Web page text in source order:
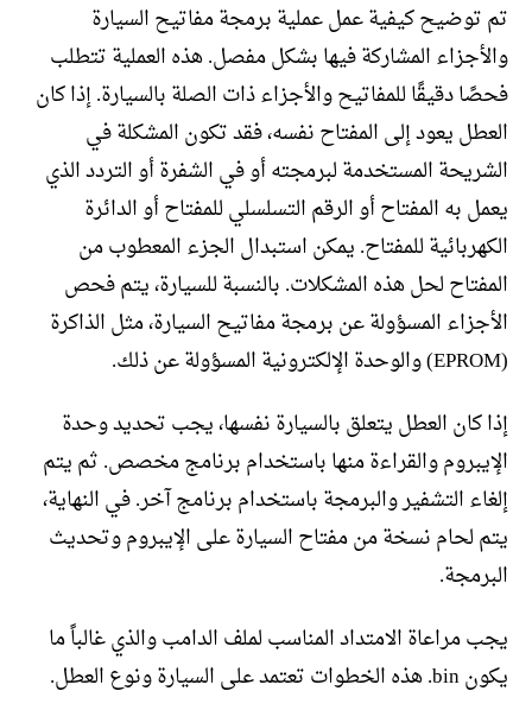
تم توضيح كيفية عمل عملية برمجة مفاتيح السيارة
والأجزاء المشاركة فيها بشكل مفصل. هذه العملية تتطلب
فحصًا دقيقًا للمفاتيح والأجزاء ذات الصلة بالسيارة. إذا كان
العطل يعود إلى المفتاح نفسه، فقد تكون المشكلة في
الشريحة المستخدمة لبرمجته أو في الشفرة أو التردد الذي
يعمل به المفتاح أو الرقم التسلسلي للمفتاح أو الدائرة
الكهربائية للمفتاح. يمكن استبدال الجزء المعطوب من
المفتاح لحل هذه المشكلات. بالنسبة للسيارة، يتم فحص
الأجزاء المسؤولة عن برمجة مفاتيح السيارة، مثل الذاكرة
(EPROM) والوحدة الإلكترونية المسؤولة عن ذلك.
إذا كان العطل يتعلق بالسيارة نفسها، يجب تحديد وحدة
الإيبروم والقراءة منها باستخدام برنامج مخصص. ثم يتم
إلغاء التشفير والبرمجة باستخدام برنامج آخر. في النهاية،
يتم لحام نسخة من مفتاح السيارة على الإيبروم وتحديث
البرمجة.
يجب مراعاة الامتداد المناسب لملف الدامب والذي غالباً ما
يكون bin. هذه الخطوات تعتمد على السيارة ونوع العطل.